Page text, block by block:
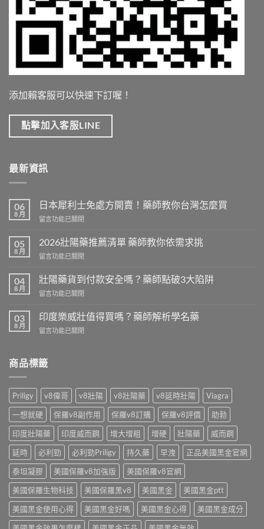
添加賴客服可以快速下訂喔！
點擊加入客服LINE
最新資訊
06
8 月
日本犀利士免處方開賣！藥師教你台灣怎麼買
在
本
犀
利
免
處
方
賣！
藥
你
台
怎
買〉
中
留言功能已關閉
05
8 月
2026壯陽藥推薦清單 藥師教你依需求挑
在
壯
陽
藥
薦
清
單
教
需
求
挑〉
中
留言功能已關閉
04
8 月
壯陽藥貨到付款安全嗎？藥師點破3大陷阱
在
陽
藥
貨
款
嗎？
藥
師
點
破
3
大
陷
阱〉
中
留言功能已關閉
03
8 月
印度樂威壯值得買嗎？藥師解析學名藥
在
樂
威
值
買
嗎？
藥
師
解
析
學
名
藥〉
中
留言功能已關閉
商品標籤
Priligy v8偉哥 v8壯陽 v8壯陽藥 v8延時壯陽
Viagra
一想就硬
保羅v8副作用 保羅v8訂購 保羅v8評價
助勃
印度壯陽藥
印度威而鋼 增大增粗 增硬 壯陽藥
威而鋼
延時
必利勁 必利勁Priligy 持久藥 早洩
正品美國黑金官網
泰坦凝膠
美國保羅v8加強版
美國保羅v8官網
美國保羅生物科技
美國保羅黑v8 美國黑金
美國黑金ptt
美國黑金使用心得
美國黑金好嗎 美國黑金心得
美國黑金成分